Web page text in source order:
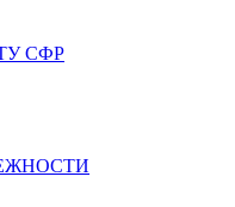
СФР